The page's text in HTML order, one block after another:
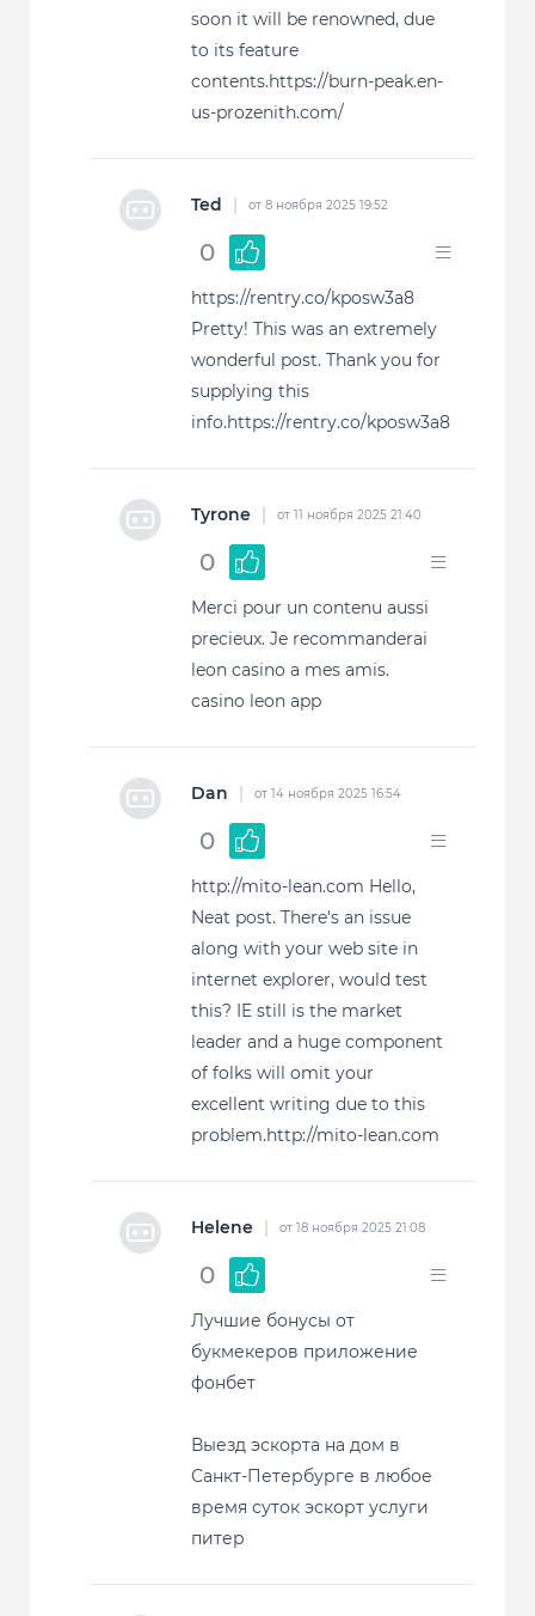
soon it will be renowned, due
to its feature
contents.https://burn-peak.en-
us-prozenith.com/
Ted | от 8 ноября 2025 19:52
0
https://rentry.co/kposw3a8
Pretty! This was an extremely
wonderful post. Thank you for
supplying this
info.https://rentry.co/kposw3a8
Tyrone | от 11 ноября 2025 21:40
0
Merci pour un contenu aussi
precieux. Je recommanderai
leon casino a mes amis.
casino leon app
Dan | от 14 ноября 2025 16:54
0
http://mito-lean.com Hello,
Neat post. There's an issue
along with your web site in
internet explorer, would test
this? IE still is the market
leader and a huge component
of folks will omit your
excellent writing due to this
problem.http://mito-lean.com
Helene | от 18 ноября 2025 21:08
0
Лучшие бонусы от
букмекеров приложение
фонбет
Выезд эскорта на дом в
Санкт-Петербурге в любое
время суток эскорт услуги
питер